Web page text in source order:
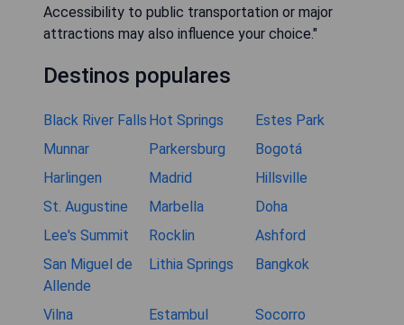
Accessibility to public transportation or major
attractions may also influence your choice."
Destinos populares
Black River Falls Hot Springs
Estes Park
Munnar
Parkersburg
Bogotá
Harlingen
Madrid
Hillsville
St. Augustine
Marbella
Doha
Lee's Summit
Rocklin
Ashford
San Miguel de
Allende
Lithia Springs Bangkok
Vilna Estambul Socorro